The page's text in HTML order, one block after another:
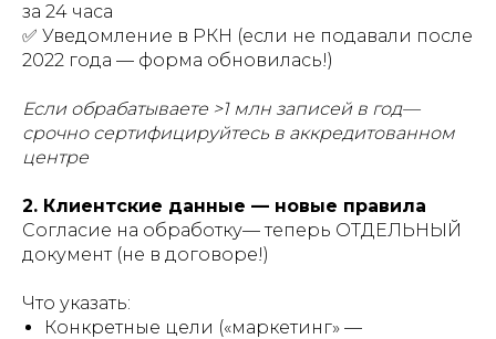
за 24 часа
✅ Уведомление в РКН (если не подавали после
2022 года — форма обновилась!)
Если обрабатываете >1 млн записей в год—
срочно сертифицируйтесь в аккредитованном
центре
2. Клиентские данные — новые правила
Согласие на обработку— теперь ОТДЕЛЬНЫЙ
документ (не в договоре!)
Что указать:
Конкретные цели («маркетинг» —